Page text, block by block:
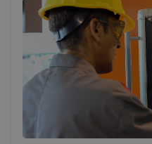
407151007
Képzés időtartama
3 év
Választható szakmairányok: